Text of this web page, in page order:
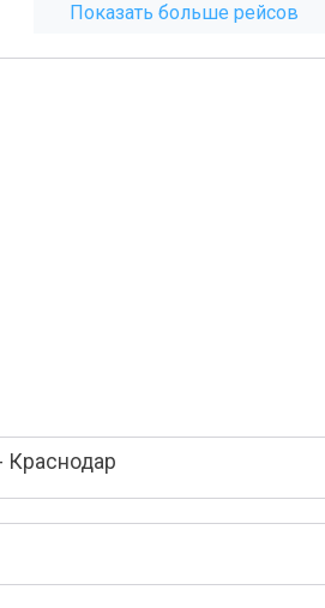
Показать больше рейсов
Краснодар